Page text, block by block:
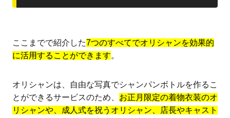
ここまでで紹介した7つのすべてでオリシャンを効果的
に活用することができます。
オリシャンは、自由な写真でシャンパンボトルを作るこ
とができるサービスのため、 お正月限定の着物衣装のオ
リシャンや、成人式を祝うオリシャン、店長やキャスト